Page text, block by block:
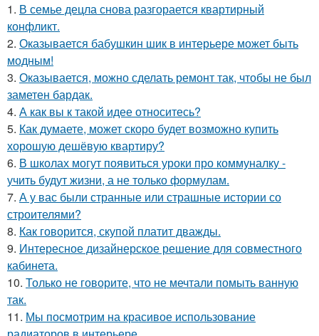
1. В семье децла снова разгорается квартирный
конфликт.
2. Оказывается бабушкин шик в интерьере может быть
модным!
3. Оказывается, можно сделать ремонт так, чтобы не был
заметен бардак.
4. А как вы к такой идее относитесь?
5. Как думаете, может скоро будет возможно купить
хорошую дешёвую квартиру?
6. В школах могут появиться уроки про коммуналку -
учить будут жизни, а не только формулам.
7. А у вас были странные или страшные истории со
строителями?
8. Как говорится, скупой платит дважды.
9. Интересное дизайнерское решение для совместного
кабинета.
10. Только не говорите, что не мечтали помыть ванную
так.
11. Мы посмотрим на красивое использование